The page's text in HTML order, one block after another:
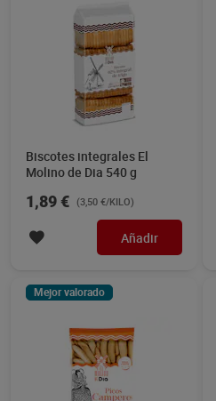
Biscotes integrales El
Molino de Dia 540 g
1,89 € (3,50 €/KILO)
Añadir
Mejor valorado